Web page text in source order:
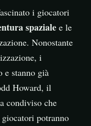
i giocatori
spaziale e le
Nonostante
i
e stanno già
Howard, il
condiviso che
potranno